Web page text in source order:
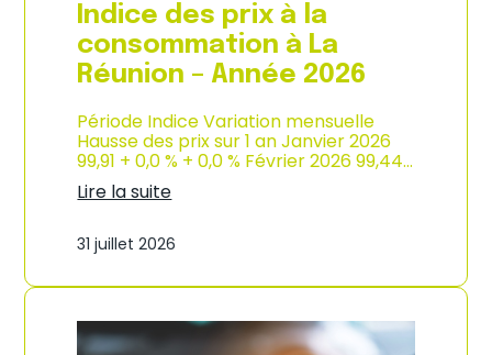
2
0
2
6
Indice des prix à la
consommation à La
Réunion – Année 2026
Période Indice Variation mensuelle
Hausse des prix sur 1 an Janvier 2026
99,91 + 0,0 % + 0,0 % Février 2026 99,44…
Lire la suite
n
i
e
31 juillet 2026